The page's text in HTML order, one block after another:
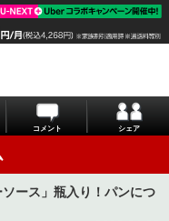
コメント シェア
ース」瓶入り！パンにつ